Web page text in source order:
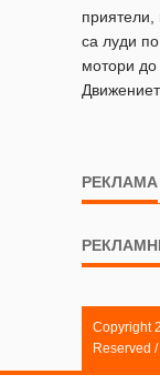
приятели,
са луди
мотори
РЕКЛАМА
Copyright
Reserved